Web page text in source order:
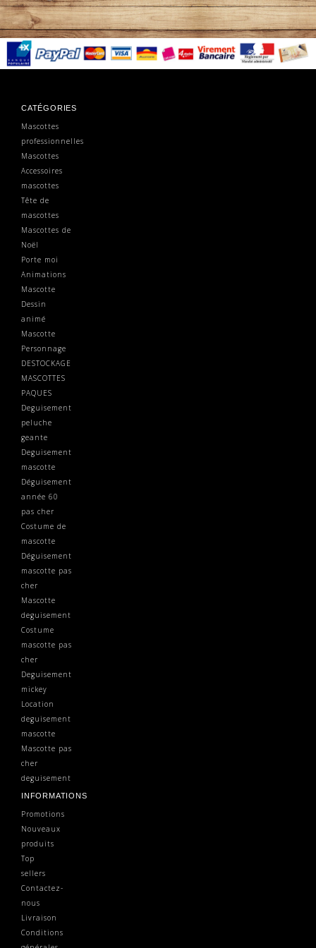
CATÉGORIES
Mascottes
professionnelles
Mascottes
Accessoires
mascottes
Tête de
mascottes
Mascottes de
Noël
Porte moi
Animations
Mascotte
Dessin
animé
Mascotte
Personnage
DESTOCKAGE
MASCOTTES
PAQUES
Deguisement
peluche
geante
Deguisement
mascotte
Déguisement
année 60
pas cher
Costume de
mascotte
Déguisement
mascotte pas
cher
Mascotte
deguisement
Costume
mascotte pas
cher
Deguisement
mickey
Location
deguisement
mascotte
Mascotte pas
cher
deguisement
INFORMATIONS
Promotions
Nouveaux
produits
Top
sellers
Contactez-
nous
Livraison
Conditions